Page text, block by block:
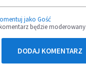
jako Gość
będzie moderowany
DODAJ KOMENTARZ